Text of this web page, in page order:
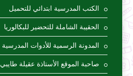
الكتب المدرسية ابتدائي للتحميل
الحقيبة الشاملة للتحضير للبكالوريا
المدونة الرسمية للأدوات المدرسية
صاحبة الموقع الأستاذة عقيلة طايبي